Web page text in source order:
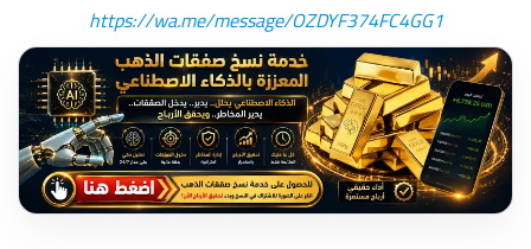
https://wa.me/message/OZDYF374FC4GG1